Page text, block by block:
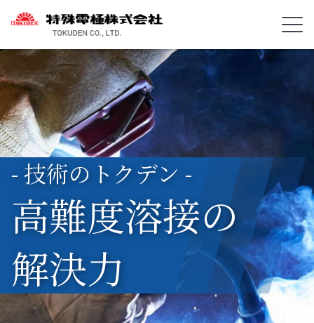
- 技術のトクデン -
高難度溶接の
解決力